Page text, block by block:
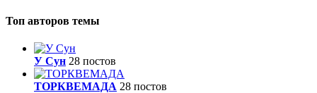
Топ авторов темы
У Сун 28 постов
ТОРКВЕМАДА 28 постов